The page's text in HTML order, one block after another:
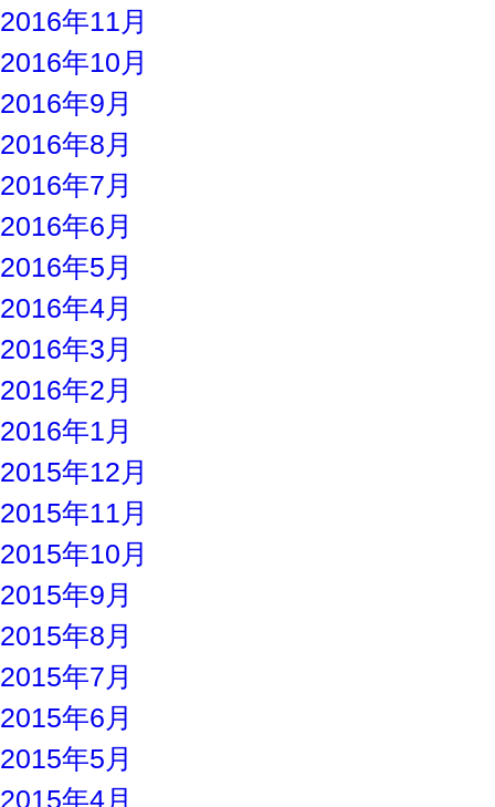
2016年11月
2016年10月
2016年9月
2016年8月
2016年7月
2016年6月
2016年5月
2016年4月
2016年3月
2016年2月
2016年1月
2015年12月
2015年11月
2015年10月
2015年9月
2015年8月
2015年7月
2015年6月
2015年5月
2015年4月